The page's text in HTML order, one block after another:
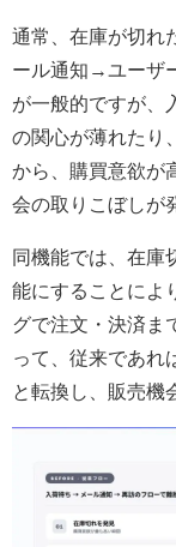
通常、在庫が切れ
ール通知→ユーザ
が一般的ですが、
の関心が薄れたり
から、購買意欲が
会の取りこぼしが
同機能では、在庫
能にすることによ
グで注文・決済ま
って、従来であれ
と転換し、販売機